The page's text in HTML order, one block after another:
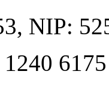
, NIP: